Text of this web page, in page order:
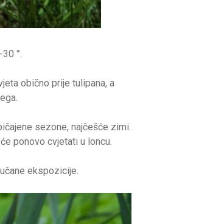
°.
obično prije tulipana, a
sezone, najčešće zimi.
ponovo cvjetati u loncu.
ekspozicije.